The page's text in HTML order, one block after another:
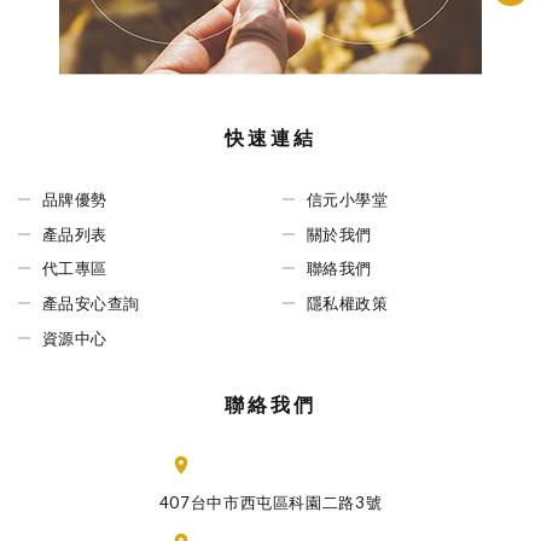
快速連結
品牌優勢
產品列表
代工專區
產品安心查詢
資源中心
信元小學堂
關於我們
聯絡我們
隱私權政策
聯絡我們
407台中市西屯區科園二路3號